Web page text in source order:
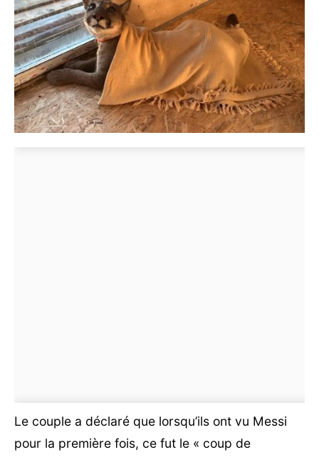
Le couple a déclaré que lorsqu’ils ont vu Messi
pour la première fois, ce fut le « coup de